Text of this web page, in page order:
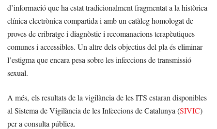
d’informació que ha estat tradicionalment fragmentat a la històrica
clínica electrònica compartida i amb un catàleg homologat de
proves de cribratge i diagnòstic i recomanacions terapèutiques
comunes i accessibles. Un altre dels objectius del pla és eliminar
l’estigma que encara pesa sobre les infeccions de transmissió
sexual.
A més, els resultats de la vigilància de les ITS estaran disponibles
al Sistema de Vigilància de les Infeccions de Catalunya (SIVIC)
per a consulta pública.